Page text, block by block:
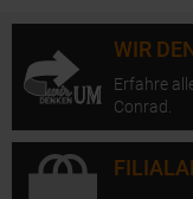
WIR
Erfahre
Conrad.